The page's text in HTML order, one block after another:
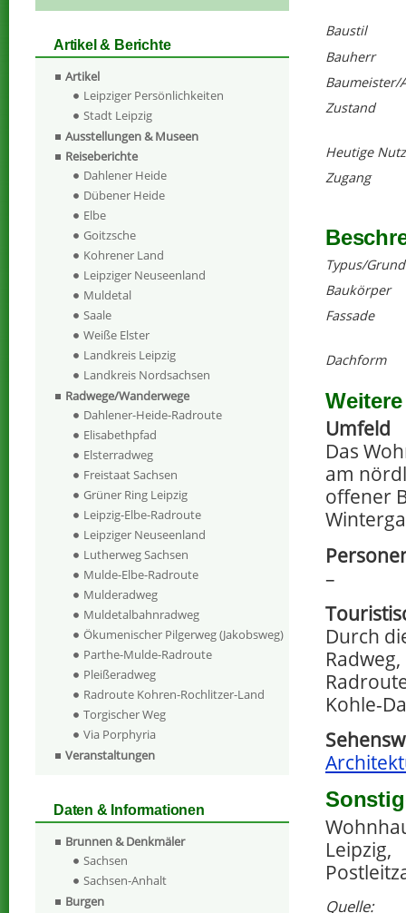
Baustil
Bauherr
Baumeister/
Zustand
Heutige
Zugang
Typus/
Baukörper
Fassade
Dachform
Umfeld
Das
am
offener
–
Durch
Kohle-
Leipzig,
Quelle:
Artikel & Berichte
Artikel
Leipziger Persönlichkeiten
Stadt Leipzig
Ausstellungen & Museen
Reiseberichte
Dahlener Heide
Dübener Heide
Elbe
Goitzsche
Kohrener Land
Leipziger Neuseenland
Muldetal
Saale
Weiße Elster
Landkreis Leipzig
Landkreis Nordsachsen
Radwege/Wanderwege
Dahlener-Heide-Radroute
Elisabethpfad
Elsterradweg
Freistaat Sachsen
Grüner Ring Leipzig
Leipzig-Elbe-Radroute
Leipziger Neuseenland
Lutherweg Sachsen
Mulde-Elbe-Radroute
Mulderadweg
Muldetalbahnradweg
Ökumenischer Pilgerweg (Jakobsweg)
Parthe-Mulde-Radroute
Pleißeradweg
Radroute Kohren-Rochlitzer-Land
Torgischer Weg
Via Porphyria
Veranstaltungen
Daten & Informationen
Brunnen & Denkmäler
Sachsen
Sachsen-Anhalt
Burgen